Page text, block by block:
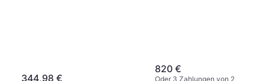
344,98 €
820 €
Oder 3 Zahlungen von